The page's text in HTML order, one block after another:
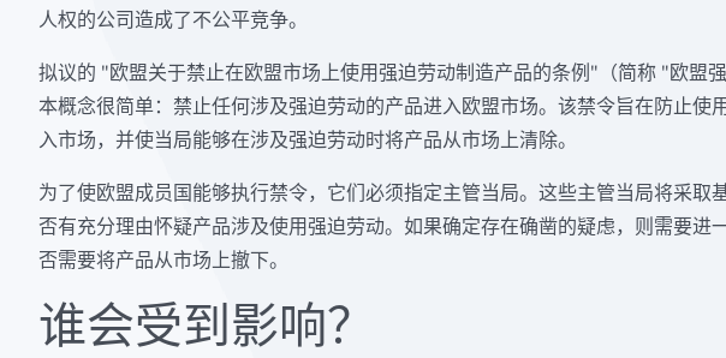
人权的公司造成了不公平竞争。
拟议的 "欧盟关于禁止在欧盟市场上使用强迫劳动制造产品的条例"（简称 "欧盟
本概念很简单：禁止任何涉及强迫劳动的产品进入欧盟市场。该禁令旨在防止使
入市场，并使当局能够在涉及强迫劳动时将产品从市场上清除。
为了使欧盟成员国能够执行禁令，它们必须指定主管当局。这些主管当局将采取
否有充分理由怀疑产品涉及使用强迫劳动。如果确定存在确凿的疑虑，则需要进
否需要将产品从市场上撤下。
谁会受到影响？